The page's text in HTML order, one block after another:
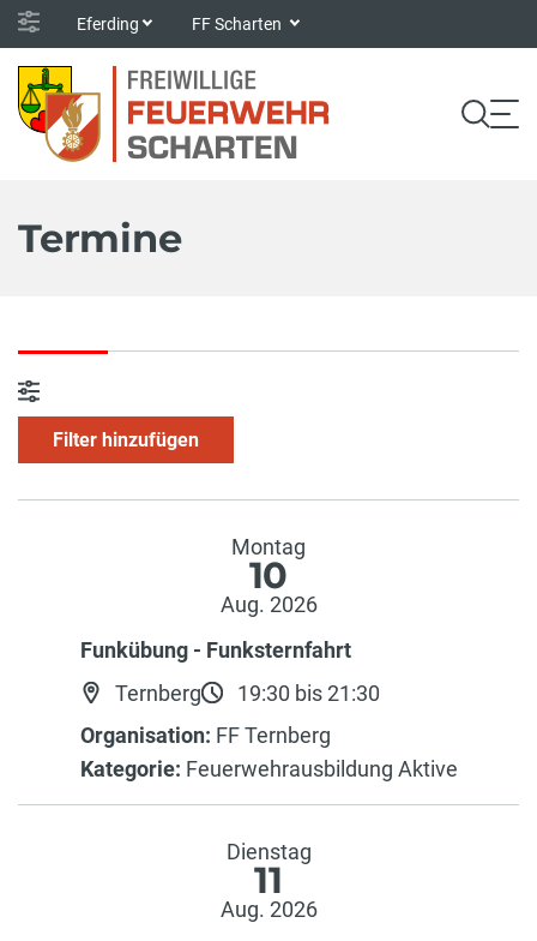
Eferding FF Scharten
Termine
Filter hinzufügen
Montag
10
Aug. 2026
Funkübung - Funksternfahrt
Ternberg
19:30 bis 21:30
Organisation: FF Ternberg
Kategorie: Feuerwehrausbildung Aktive
Dienstag
11
Aug. 2026